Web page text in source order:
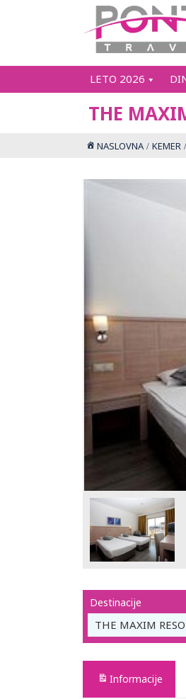
LETO 2026
THE
NASLOVNA KEMER
Destinacije
THE MAXIM
Informacije